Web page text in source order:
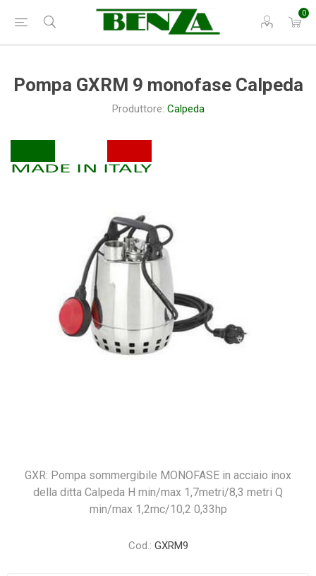
0
Pompa GXRM 9 monofase Calpeda
Produttore: Calpeda
GXR: Pompa sommergibile MONOFASE in acciaio inox
della ditta Calpeda H min/max 1,7metri/8,3 metri Q
min/max 1,2mc/10,2 0,33hp
Cod.: GXRM9